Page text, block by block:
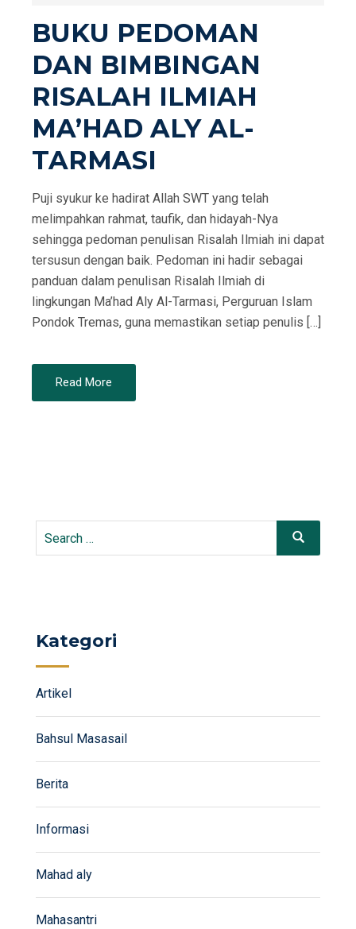
O
N
BUKU PEDOMAN
DAN BIMBINGAN
RISALAH ILMIAH
MA’HAD ALY AL-
TARMASI
Puji syukur ke hadirat Allah SWT yang telah
melimpahkan rahmat, taufik, dan hidayah-Nya
sehingga pedoman penulisan Risalah Ilmiah ini dapat
tersusun dengan baik. Pedoman ini hadir sebagai
panduan dalam penulisan Risalah Ilmiah di
lingkungan Ma’had Aly Al-Tarmasi, Perguruan Islam
Pondok Tremas, guna memastikan setiap penulis […]
Read More
Search
Search
Kategori
Artikel
Bahsul Masasail
Berita
Informasi
Mahad aly
Mahasantri